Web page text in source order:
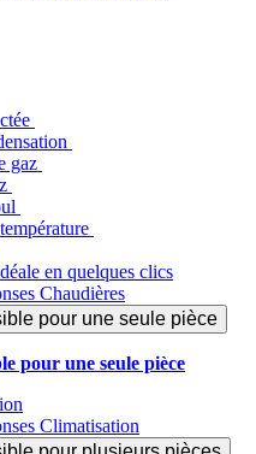
gaz
en quelques clics
Chaudières
pour une seule pièce
pour une seule pièce
Climatisation